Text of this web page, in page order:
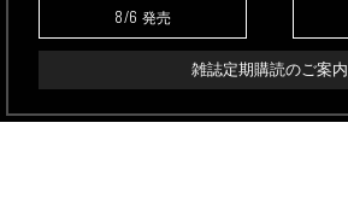
8/6 発売
雑誌定期購読のご案内